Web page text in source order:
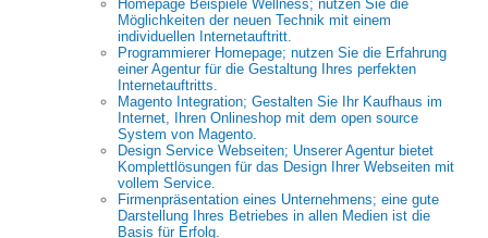
Homepage Beispiele Wellness; nutzen Sie die
Möglichkeiten der neuen Technik mit einem
individuellen Internetauftritt.
Programmierer Homepage; nutzen Sie die Erfahrung
einer Agentur für die Gestaltung Ihres perfekten
Internetauftritts.
Magento Integration; Gestalten Sie Ihr Kaufhaus im
Internet, Ihren Onlineshop mit dem open source
System von Magento.
Design Service Webseiten; Unserer Agentur bietet
Komplettlösungen für das Design Ihrer Webseiten mit
vollem Service.
Firmenpräsentation eines Unternehmens; eine gute
Darstellung Ihres Betriebes in allen Medien ist die
Basis für Erfolg.